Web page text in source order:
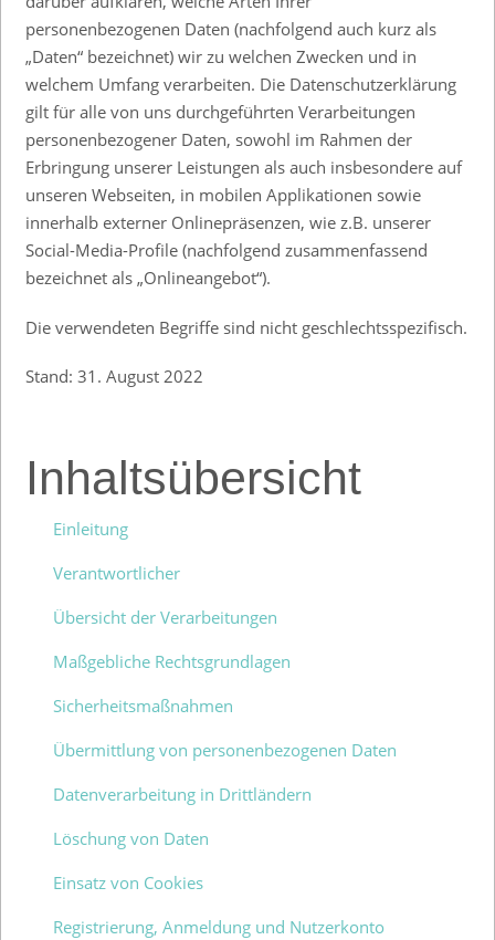
personenbezogenen Daten (nachfolgend auch kurz als
„Daten“ bezeichnet) wir zu welchen Zwecken und in
welchem Umfang verarbeiten. Die Datenschutzerklärung
gilt für alle von uns durchgeführten Verarbeitungen
personenbezogener Daten, sowohl im Rahmen der
Erbringung unserer Leistungen als auch insbesondere auf
unseren Webseiten, in mobilen Applikationen sowie
innerhalb externer Onlinepräsenzen, wie z.B. unserer
Social-Media-Profile (nachfolgend zusammenfassend
bezeichnet als „Onlineangebot“).
Die verwendeten Begriffe sind nicht geschlechtsspezifisch.
Stand: 31. August 2022
Inhaltsübersicht
Einleitung
Verantwortlicher
Übersicht der Verarbeitungen
Maßgebliche Rechtsgrundlagen
Sicherheitsmaßnahmen
Übermittlung von personenbezogenen Daten
Datenverarbeitung in Drittländern
Löschung von Daten
Einsatz von Cookies
Registrierung, Anmeldung und Nutzerkonto